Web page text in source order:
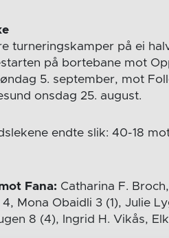
turneringskamper på ei
på bortebane mot
5. september, mot
onsdag 25. august.
endte slik: 40-18
Fana: Catharina F.
Mona Obaidli 3 (1), Julie
8 (4), Ingrid H. Vikås,